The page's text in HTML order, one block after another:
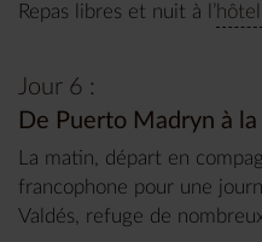
Repas libres et nuit à l’
Jour 6 :
De Puerto Madryn à
La matin, départ en
francophone pour une
Valdés, refuge de